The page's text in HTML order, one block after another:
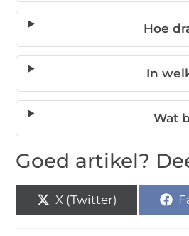
Hoe
In
Wat
Goed artikel?
X (Twitter)